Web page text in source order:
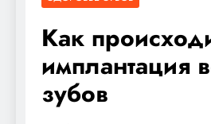
Как
имплантация
зубов